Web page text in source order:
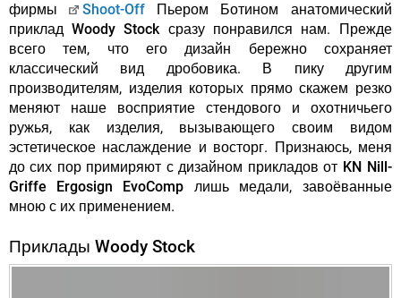
фирмы
Shoot-OffПьером Ботином анатомический
приклад Woody Stock сразу понравился нам. Прежде
всего тем, что его дизайн бережно сохраняет
классический вид дробовика. В пику другим
производителям, изделия которых прямо скажем резко
меняют наше восприятие стендового и охотничьего
ружья, как изделия, вызывающего своим видом
эстетическое наслаждение и восторг. Признаюсь, меня
до сих пор примиряют с дизайном прикладов от KN Nill-
Griffe Ergosign EvoComp лишь медали, завоёванные
мною с их применением.
Приклады Woody Stock